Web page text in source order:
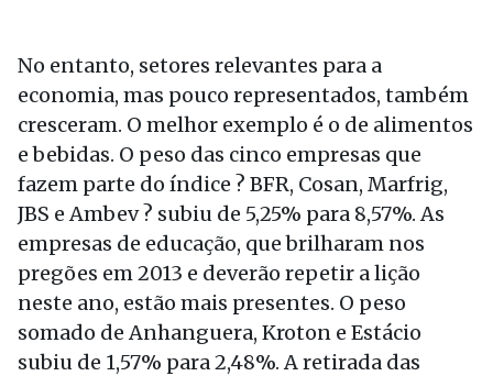
No entanto, setores relevantes para a
economia, mas pouco representados, também
cresceram. O melhor exemplo é o de alimentos
e bebidas. O peso das cinco empresas que
fazem parte do índice ? BFR, Cosan, Marfrig,
JBS e Ambev ? subiu de 5,25% para 8,57%. As
empresas de educação, que brilharam nos
pregões em 2013 e deverão repetir a lição
neste ano, estão mais presentes. O peso
somado de Anhanguera, Kroton e Estácio
subiu de 1,57% para 2,48%. A retirada das